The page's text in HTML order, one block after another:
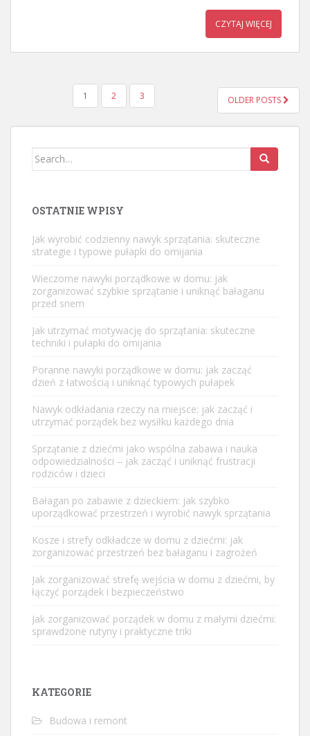
CZYTAJ WIĘCEJ
STRONICOWANIE
WPISÓW
1 2 3 OLDER POSTS
Search
OSTATNIE WPISY
Jak wyrobić codzienny nawyk sprzątania: skuteczne
strategie i typowe pułapki do omijania
Wieczorne nawyki porządkowe w domu: jak
zorganizować szybkie sprzątanie i uniknąć bałaganu
przed snem
Jak utrzymać motywację do sprzątania: skuteczne
techniki i pułapki do omijania
Poranne nawyki porządkowe w domu: jak zacząć
dzień z łatwością i uniknąć typowych pułapek
Nawyk odkładania rzeczy na miejsce: jak zacząć i
utrzymać porządek bez wysiłku każdego dnia
Sprzątanie z dziećmi jako wspólna zabawa i nauka
odpowiedzialności – jak zacząć i uniknąć frustracji
rodziców i dzieci
Bałagan po zabawie z dzieckiem: jak szybko
uporządkować przestrzeń i wyrobić nawyk sprzątania
Kosze i strefy odkładcze w domu z dziećmi: jak
zorganizować przestrzeń bez bałaganu i zagrożeń
Jak zorganizować strefę wejścia w domu z dziećmi, by
łączyć porządek i bezpieczeństwo
Jak zorganizować porządek w domu z małymi dziećmi:
sprawdzone rutyny i praktyczne triki
KATEGORIE
Budowa i remont